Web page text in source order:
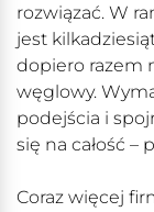
rozwiązać. W
jest
dopiero razem
węglowy.
podejścia i
się na całość –
Coraz więcej